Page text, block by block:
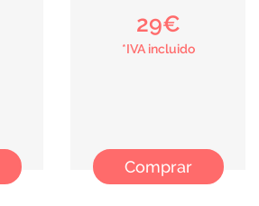
29€
*IVA incluido
Comprar